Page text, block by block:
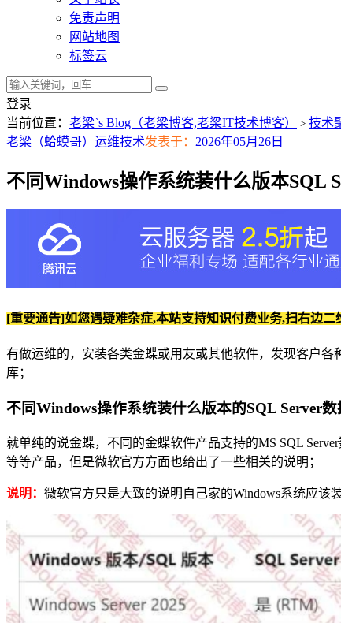
免责声明
网站地图
标签云
登录
当前位置： 老梁`s Blog（老梁博客,老梁IT技术博客） > 技术
老梁（蛤蟆哥） 运维技术发表于： 2026年05月26日
不同Windows操作系统装什么版本SQL
[重要通告]如您遇疑难杂症,本站支持知识付费业务,扫右边
有做运维的，安装各类金蝶或用友或其他软件，发现客户各
库；
不同Windows操作系统装什么版本的SQL Server数
就单纯的说金蝶，不同的金蝶软件产品支持的MS SQL Server
等等产品，但是微软官方方面也给出了一些相关的说明；
说明： 微软官方只是大致的说明自己家的Windows系统应该